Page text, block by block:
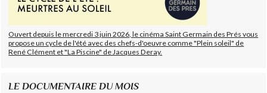
Ouvert depuis le mercredi 3 juin 2026, le cinéma Saint Germain des Prés vous
propose un cycle de l'été avec des chefs-d'oeuvre comme "Plein soleil" de
René Clément et "La Piscine" de Jacques Deray.
LE DOCUMENTAIRE DU MOIS